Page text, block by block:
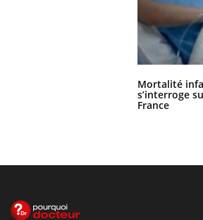
Mortalité
s’interroge
France